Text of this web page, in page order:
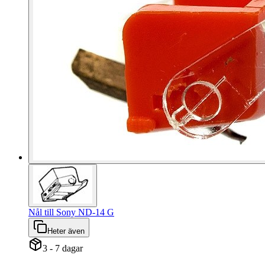
Nål till Sony ND-14 G
Heter även
3 - 7 dagar